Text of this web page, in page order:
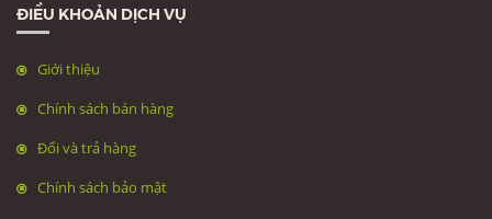
ĐIỀU KHOẢN DỊCH VỤ
Giới thiệu
Chính sách bán hàng
Đổi và trả hàng
Chính sách bảo mật